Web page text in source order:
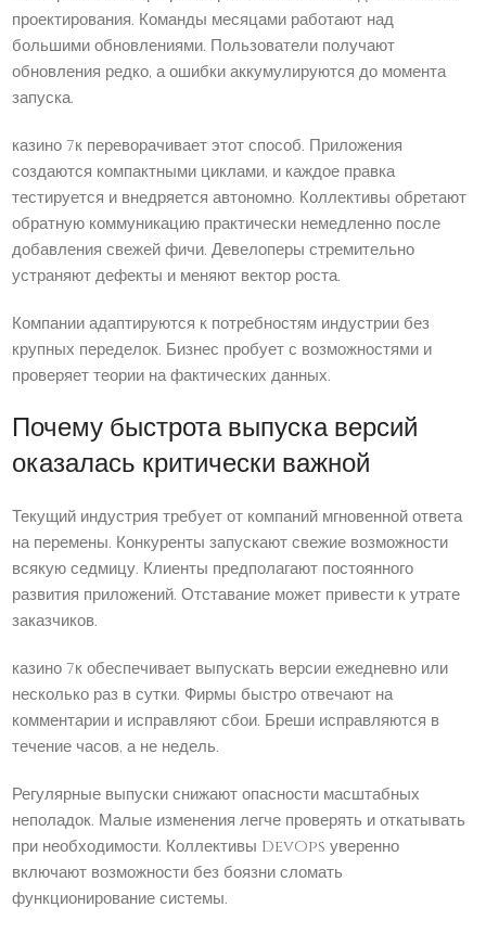
проектирования. Команды месяцами работают над
большими обновлениями. Пользователи получают
обновления редко, а ошибки аккумулируются до момента
запуска.
казино 7к переворачивает этот способ. Приложения
создаются компактными циклами, и каждое правка
тестируется и внедряется автономно. Коллективы обретают
обратную коммуникацию практически немедленно после
добавления свежей фичи. Девелоперы стремительно
устраняют дефекты и меняют вектор роста.
Компании адаптируются к потребностям индустрии без
крупных переделок. Бизнес пробует с возможностями и
проверяет теории на фактических данных.
Почему быстрота выпуска версий
оказалась критически важной
Текущий индустрия требует от компаний мгновенной ответа
на перемены. Конкуренты запускают свежие возможности
всякую седмицу. Клиенты предполагают постоянного
развития приложений. Отставание может привести к утрате
заказчиков.
казино 7к обеспечивает выпускать версии ежедневно или
несколько раз в сутки. Фирмы быстро отвечают на
комментарии и исправляют сбои. Бреши исправляются в
течение часов, а не недель.
Регулярные выпуски снижают опасности масштабных
неполадок. Малые изменения легче проверять и откатывать
при необходимости. Коллективы DevOps уверенно
включают возможности без боязни сломать
функционирование системы.